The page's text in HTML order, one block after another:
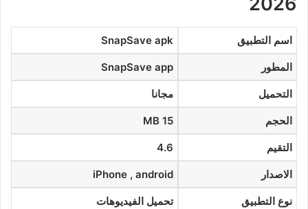
اسم التطبيق SnapSave apk
المطور SnapSave app
التحميل مجانا
الحجم 15 MB
التقيم 4.6
الاصدار iPhone , android
نوع التطبيق تحميل الفيديوهات